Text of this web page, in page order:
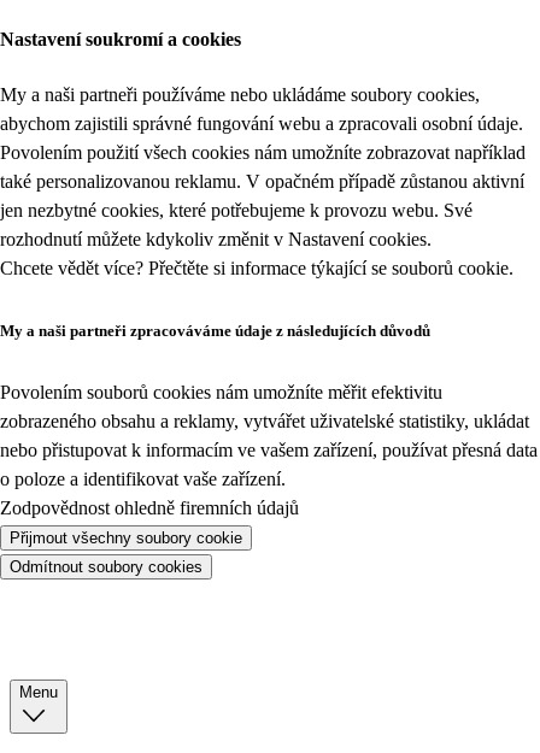
Nastavení soukromí a cookies
My a naši partneři používáme nebo ukládáme soubory cookies,
abychom zajistili správné fungování webu a zpracovali osobní údaje.
Povolením použití všech cookies nám umožníte zobrazovat například
také personalizovanou reklamu. V opačném případě zůstanou aktivní
jen nezbytné cookies, které potřebujeme k provozu webu. Své
rozhodnutí můžete kdykoliv změnit v Nastavení cookies.
Chcete vědět více? Přečtěte si informace týkající se souborů cookie.
My a naši partneři zpracováváme údaje z následujících důvodů
Povolením souborů cookies nám umožníte měřit efektivitu
zobrazeného obsahu a reklamy, vytvářet uživatelské statistiky, ukládat
nebo přistupovat k informacím ve vašem zařízení, používat přesná data
o poloze a identifikovat vaše zařízení.
Zodpovědnost ohledně firemních údajů
Přijmout všechny soubory cookie
Odmítnout soubory cookies
Menu